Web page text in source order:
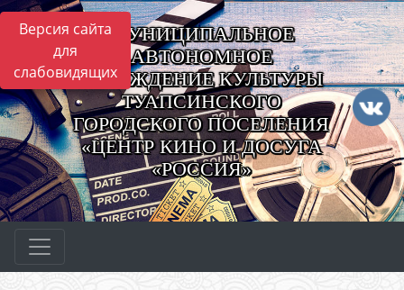
Версия сайта
для
слабовидящих
МУНИЦИПАЛЬНОЕ
АВТОНОМНОЕ
УЧРЕЖДЕНИЕ КУЛЬТУРЫ
ТУАПСИНСКОГО
ГОРОДСКОГО ПОСЕЛЕНИЯ
«ЦЕНТР КИНО И ДОСУГА
«РОССИЯ»